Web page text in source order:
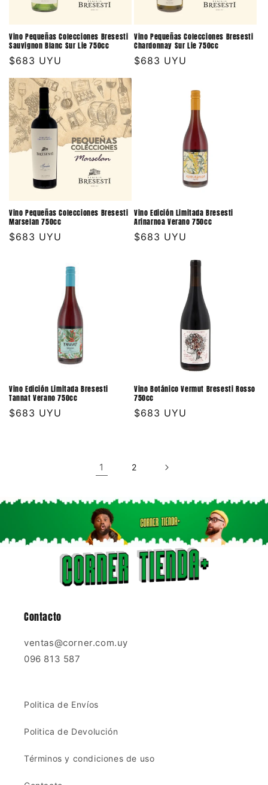
Vino Pequeñas Colecciones Bresesti
Sauvignon Blanc Sur Lie 750cc
Precio
$683 UYU
Vino Pequeñas Colecciones Bresesti
Chardonnay Sur Lie 750cc
Precio
$683 UYU
Vino Pequeñas Colecciones Bresesti
Marselan 750cc
Precio
$683 UYU
Vino Edición Limitada Bresesti
Arinarnoa Verano 750cc
Precio
$683 UYU
Vino Edición Limitada Bresesti
Tannat Verano 750cc
Precio
$683 UYU
Vino Botánico Vermut Bresesti Rosso
750cc
Precio
$683 UYU
1 2
Contacto
ventas@corner.com.uy
096 813 587
Politica de Envíos
Politica de Devolución
Términos y condiciones de uso